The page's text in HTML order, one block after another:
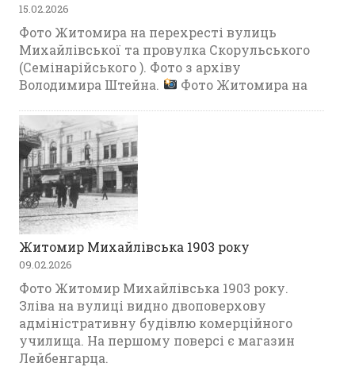
15.02.2026
Фото Житомира на перехресті вулиць
Михайлівської та провулка Скорульського
(Семінарійського ). Фото з архіву
Володимира Штейна.
Фото Житомира на
Житомир Михайлівська 1903 року
09.02.2026
Фото Житомир Михайлівська 1903 року.
Зліва на вулиці видно двоповерхову
адміністративну будівлю комерційного
училища. На першому поверсі є магазин
Лейбенгарца.